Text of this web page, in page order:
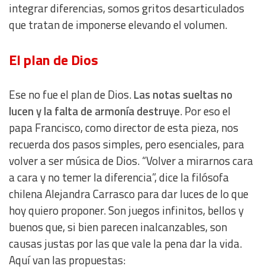
integrar diferencias, somos gritos desarticulados
que tratan de imponerse elevando el volumen.
El plan de Dios
Ese no fue el plan de Dios.Las notas sueltas no
lucen y la falta de armonía destruye. Por eso el
papa Francisco, como director de esta pieza, nos
recuerda dos pasos simples, pero esenciales, para
volver a ser música de Dios. “Volver a mirarnos cara
a cara y no temer la diferencia”, dice la filósofa
chilena Alejandra Carrasco para dar luces de lo que
hoy quiero proponer. Son juegos infinitos, bellos y
buenos que, si bien parecen inalcanzables, son
causas justas por las que vale la pena dar la vida.
Aquí van las propuestas: